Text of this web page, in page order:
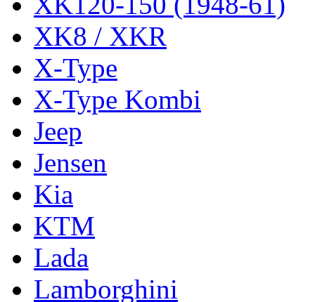
XK8 / XKR
X-Type
X-Type Kombi
Jeep
Jensen
Kia
KTM
Lada
Lamborghini